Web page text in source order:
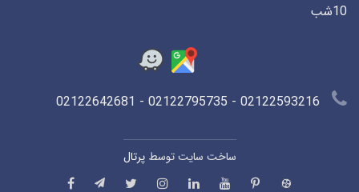
10شب
ساخت سایت توسطپرتال